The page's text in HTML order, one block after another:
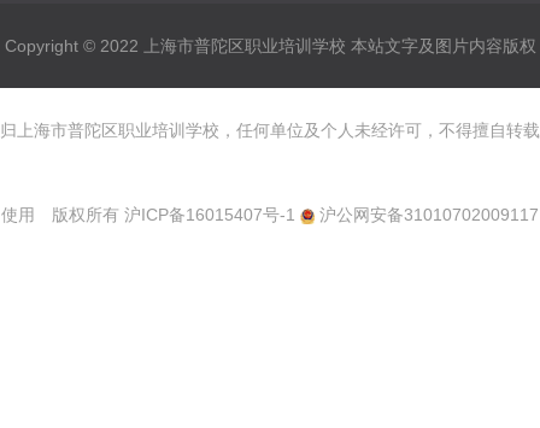
Copyright © 2022 上海市普陀区职业培训学校 本站文字及图片内容版权
归上海市普陀区职业培训学校，任何单位及个人未经许可，不得擅自转载
使用 版权所有 沪ICP备16015407号-1 沪公网安备31010702009117